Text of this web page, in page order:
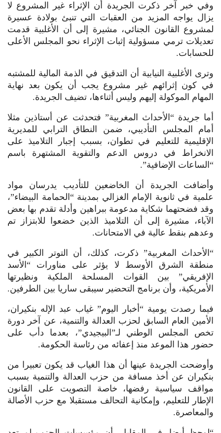
وفي خبر آخر ذكرت الجريدة أن الإثراء غير المشروع لا
يزال يواجه المزيد من العقبات التي تنبئ بولادة عسيرة
لمشروع القانون الجنائي، مشيرة إلى أن الأغلبية قدمت
تعديلات ترمي مسؤولية إثبات الإثراء نحو المجلس الأعلى
للحسابات.
وترى الأغلبية النيابية أن التدقيق في الذمة المالية للمشتبه
في كون إثرائهم غير مشروع يجب أن يكون بعد نهاية
المهام الموكولة إليهم وليس أثناءها، تضيف الجريدة.
أما جريدة “الأحداث المغربية” فتحدثت عن أستاذين مثلا
أمام المجلس التأديبي، ضمن النطاق الترابي للمديرية
الإقليمية للتعليم في تطوان، بسبب إجبار التلاميذ على
الانخراط في دروس الدعم والتقوية المشتهرة باسم
“الساعات الإضافية”.
وأضافت الجريدة أن الخاضعين للتأديب يدرسان مواد
علمية في ثانوية الإمام الغزالي بمدينة “الحمامة البيضاء”،
وقد فضحتهما شكاية مدعومة ببراهين وأدلة تقدم بها بعض
الآباء، مشيرة إلى أن التلاميذ الذين خضعوا للابتزاز تم
وعدهم بنقط عالية في الامتحانات.
“الأحداث المغربية” ذكرت، كذلك، أن التوتر الكبير في
منطقة الشرق الأوسط لا يؤثر على مناورات “الأسد
الإفريقي” بين القوات المسلحة الملكية ونظيرتها
الأمريكية، وأن برنامج التحضير سيبقى ساريا بين الطرفين.
فيما رصدت يومية “أخبار اليوم” غياب عبد الإله بنكيران،
الأمين العام السابق لحزب العدالة والتنمية، عن آخر دورة
تخص المجلس الوطني لـ”البيجيدي”، بعدما دأب على
حضور هذا الموعد منذ إعفائه من رئاسة الحكومة.
وأوضحت الجريدة عينها أن هذا الغياب قد يكون تعبيرا من
بنكيران عن أخذ مسافة من حزب العدالة والتنمية بسبب
مواقف سياسية رفضها، خاصة التصويت على القانون
الإطار للتعليم، وإمكانية التحالف مستقبلا مع حزب الأصالة
والمعاصرة.